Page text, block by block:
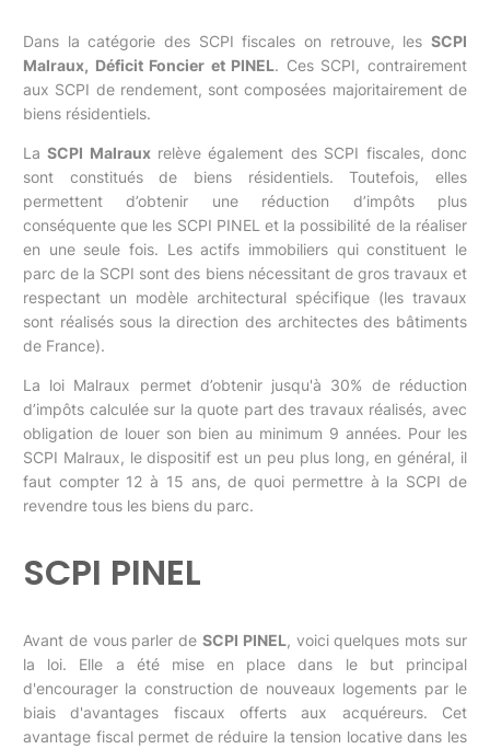
Dans la catégorie des SCPI fiscales on retrouve, les SCPI
Malraux, Déficit Foncier et PINEL. Ces SCPI, contrairement
aux SCPI de rendement, sont composées majoritairement de
biens résidentiels.
LaSCPI Malrauxrelève également des SCPI fiscales, donc
sont constitués de biens résidentiels. Toutefois, elles
permettent d’obtenir une réduction d’impôts plus
conséquente que les SCPI PINEL et la possibilité de la réaliser
en une seule fois. Les actifs immobiliers qui constituent le
parc de la SCPI sont des biens nécessitant de gros travaux et
respectant un modèle architectural spécifique (les travaux
sont réalisés sous la direction des architectes des bâtiments
de France).
La loi Malraux permet d’obtenir jusqu'à 30% de réduction
d’impôts calculée sur la quote part des travaux réalisés, avec
obligation de louer son bien au minimum 9 années. Pour les
SCPI Malraux, le dispositif est un peu plus long, en général, il
faut compter 12 à 15 ans, de quoi permettre à la SCPI de
revendre tous les biens du parc.
SCPI PINEL
Avant de vous parler de SCPI PINEL, voici quelques mots sur
la loi. Elle a été mise en place dans le but principal
d'encourager la construction de nouveaux logements par le
biais d'avantages fiscaux offerts aux acquéreurs. Cet
avantage fiscal permet de réduire la tension locative dans les